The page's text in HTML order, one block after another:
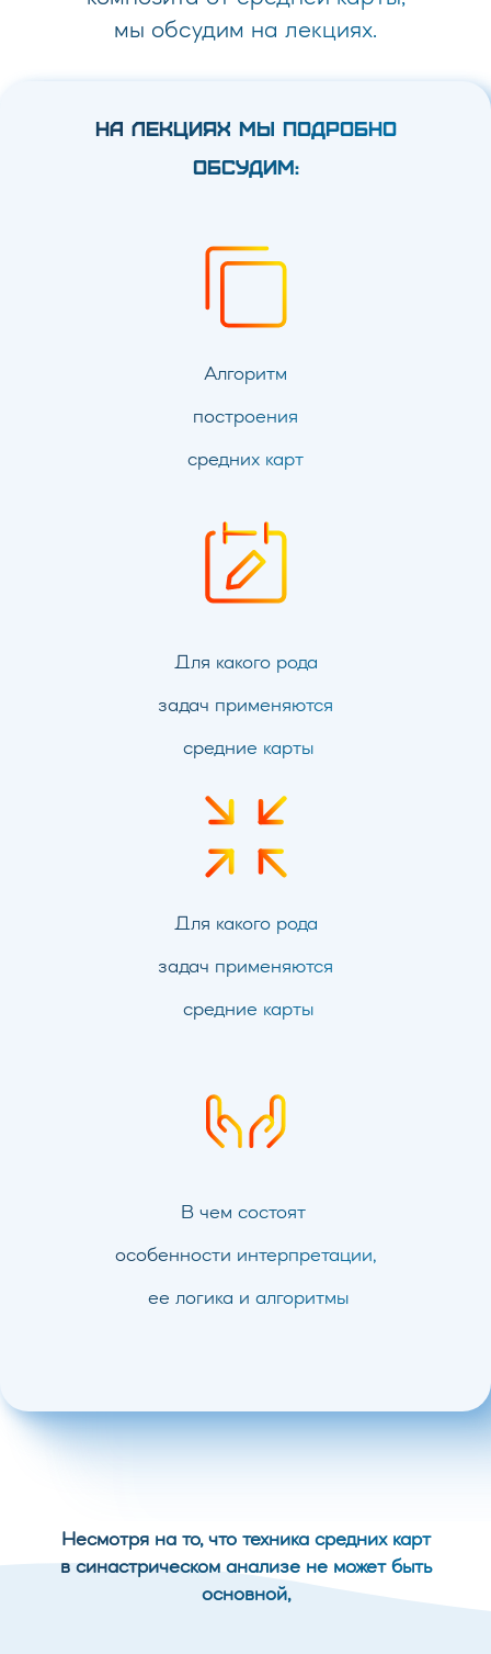
мы обсудим на лекциях.
НА ЛЕКЦИЯХ МЫ ПОДРОБНО
ОБСУДИМ:
Алгоритм
построения
средних карт
Для какого рода
задач применяются
средние карты
Для какого рода
задач применяются
средние карты
В чем состоят
особенности интерпретации,
ее логика и алгоритмы
Несмотря на то, что техника средних карт
в синастрическом анализе не может быть
основной,